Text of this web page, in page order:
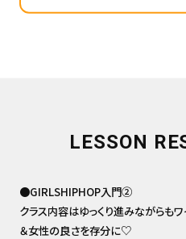
LESSON
●GIRLSHIPHOP入門②
クラス内容はゆっくり進みながらもワ
＆女性の良さを存分に♡